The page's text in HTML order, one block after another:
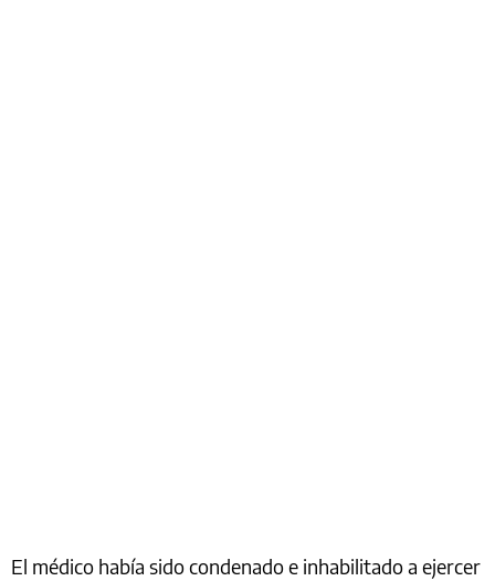
El médico había sido condenado e inhabilitado a ejercer